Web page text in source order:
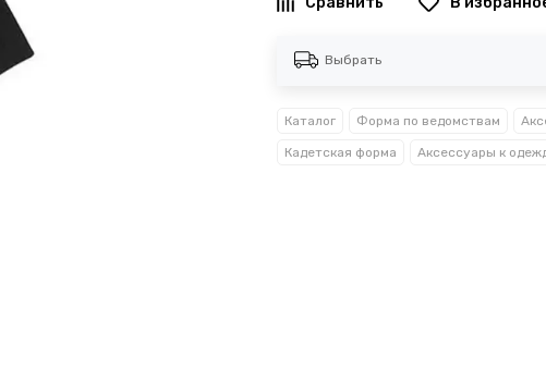
Выбрать
Каталог Форма по ведомствам
Кадетская форма Аксессуары к